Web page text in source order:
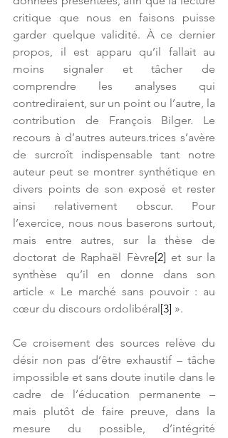
critique que nous en faisons puisse
garder quelque validité. À ce dernier
propos, il est apparu qu’il fallait au
moins signaler et tâcher de
comprendre les analyses qui
contrediraient, sur un point ou l’autre, la
contribution de François Bilger. Le
recours à d’autres auteurs.trices s’avère
de surcroît indispensable tant notre
auteur peut se montrer synthétique en
divers points de son exposé et rester
ainsi relativement obscur. Pour
l’exercice, nous nous baserons surtout,
mais entre autres, sur la thèse de
doctorat de Raphaël Fèvre[2] et sur la
synthèse qu’il en donne dans son
article « Le marché sans pouvoir : au
cœur du discours ordolibéral[3] ».
Ce croisement des sources relève du
désir non pas d’être exhaustif – tâche
impossible et sans doute inutile dans le
cadre de l’éducation permanente –
mais plutôt de faire preuve, dans la
mesure du possible, d’intégrité